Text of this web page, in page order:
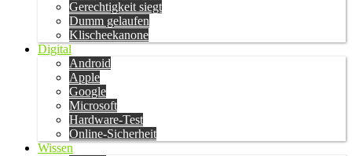
Gerechtigkeit siegt
Dumm gelaufen
Klischeekanone
Digital
Android
Apple
Google
Microsoft
Hardware-Test
Online-Sicherheit
Wissen